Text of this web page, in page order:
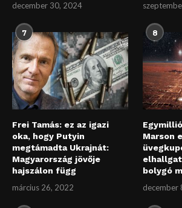
december 30, 2024
7
Frei Tamás: ez az igazi
oka, hogy Putyin
megtámadta Ukrajnát:
Magyarország jövője
hajszálon függ
március 26, 2022
8
Marson
bolygó
december